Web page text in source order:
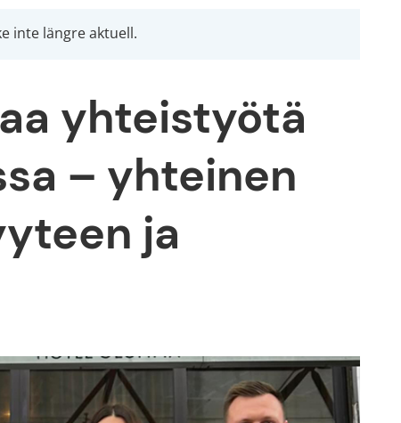
inte längre aktuell.
yhteistyötä
– yhteinen
ja